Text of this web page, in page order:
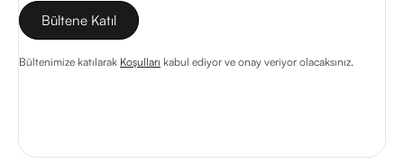
Bültenimize katılarak Koşulları kabul ediyor ve onay veriyor olacaksınız.